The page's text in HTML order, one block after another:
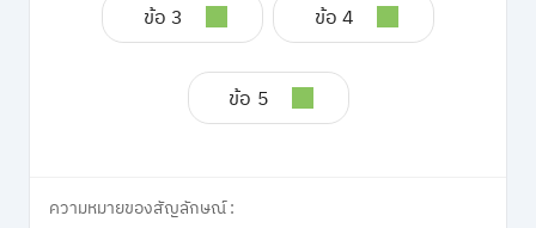
ข้อ 3 ข้อ 4
ข้อ 5
ความหมายของสัญลักษณ์ :